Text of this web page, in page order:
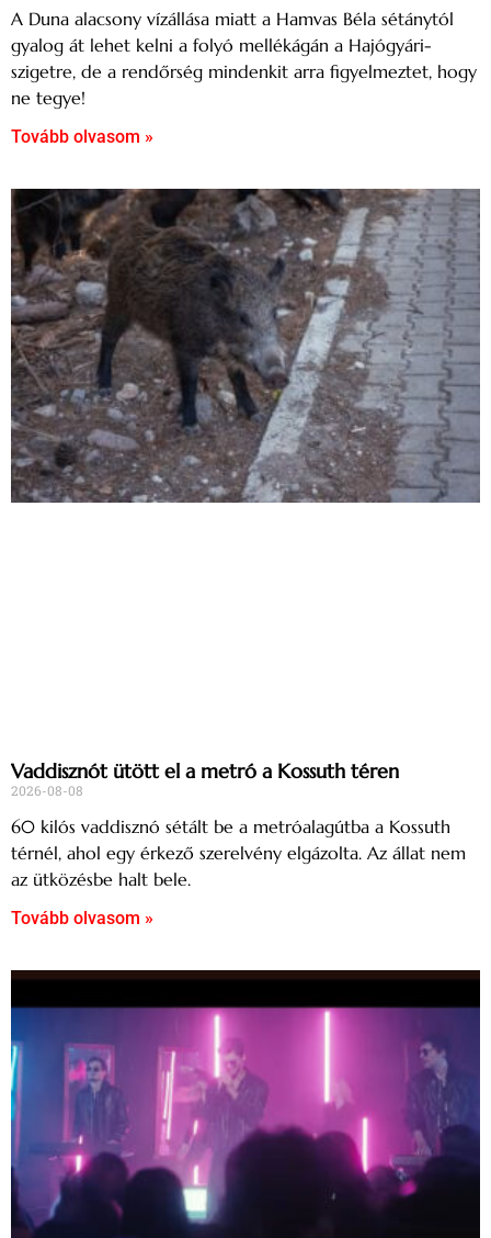
A Duna alacsony vízállása miatt a Hamvas Béla sétánytól
gyalog át lehet kelni a folyó mellékágán a Hajógyári-
szigetre, de a rendőrség mindenkit arra figyelmeztet, hogy
ne tegye!
Tovább olvasom »
Vaddisznót ütött el a metró a Kossuth téren
2026-08-08
60 kilós vaddisznó sétált be a metróalagútba a Kossuth
térnél, ahol egy érkező szerelvény elgázolta. Az állat nem
az ütközésbe halt bele.
Tovább olvasom »